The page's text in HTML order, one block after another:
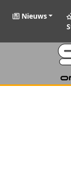
Nieuws